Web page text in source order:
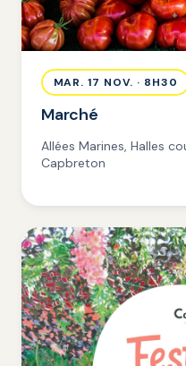
MAR. 17 NOV. · 8H30
Marché
Allées Marines, Halles
Capbreton